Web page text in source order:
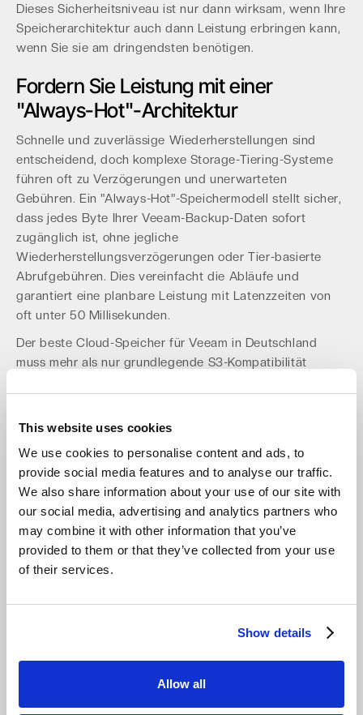
This website uses cookies
We use cookies to personalise content and ads, to
provide social media features and to analyse our traffic.
We also share information about your use of our site with
our social media, advertising and analytics partners who
may combine it with other information that you’ve
provided to them or that they’ve collected from your use
of their services.
Show details
Allow all
Dieses Sicherheitsniveau ist nur dann wirksam, wenn Ihre
Speicherarchitektur auch dann Leistung erbringen kann,
wenn Sie sie am dringendsten benötigen.
Fordern Sie Leistung mit einer
"Always-Hot"-Architektur
Schnelle und zuverlässige Wiederherstellungen sind
entscheidend, doch komplexe Storage-Tiering-Systeme
führen oft zu Verzögerungen und unerwarteten
Gebühren. Ein "Always-Hot"-Speichermodell stellt sicher,
dass jedes Byte Ihrer Veeam-Backup-Daten sofort
zugänglich ist, ohne jegliche
Wiederherstellungsverzögerungen oder Tier-basierte
Abrufgebühren. Dies vereinfacht die Abläufe und
garantiert eine planbare Leistung mit Latenzzeiten von
oft unter 50 Millisekunden.
Der beste Cloud-Speicher für Veeam in Deutschland
muss mehr als nur grundlegende S3-Kompatibilität
vorhandenen Tools und Skripte ohne Änderungen
Objektversionierung
Lifecycle Management
Ereignisbenachrichtigungen
Mehrteiliger Upload für große Dateien
Granulare Identitäts- und Zugriffsverwaltung (IAM)
Diese S3-Unterstützung auf Enterprise-Niveau schützt
Impossible Cloud ist auf Konsistenz und Skalierbarkeit
-Anforderungen aufrechterhält.